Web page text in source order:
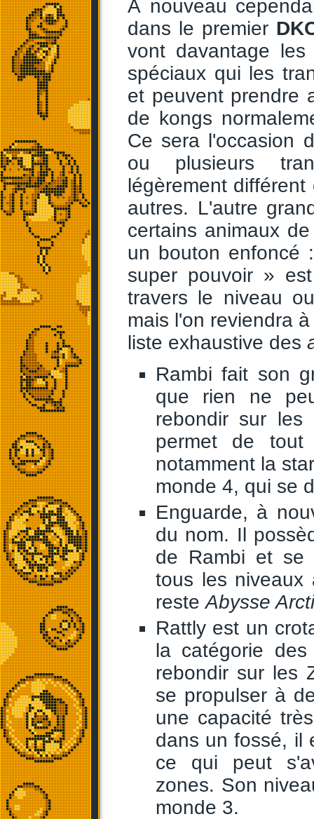
À nouveau
dans le premier
vont davantage
spéciaux qui les
et peuvent prendre
de kongs
Ce sera l'occasion
ou plusieurs
légèrement
autres. L'autre
certains animaux
un bouton enfoncé
super pouvoir »
travers le niveau
mais l'on reviendra
liste exhaustive des
Rambi fait son
que rien ne
rebondir sur les
permet de
notamment la
monde 4, qui se
Enguarde, à
du nom. Il
de Rambi et se
tous les niveaux
resteAbysse
Rattly est un
la catégorie
rebondir sur les
se propulser à
une capacité
dans un fossé, il
ce qui peut
zones. Son
monde 3.